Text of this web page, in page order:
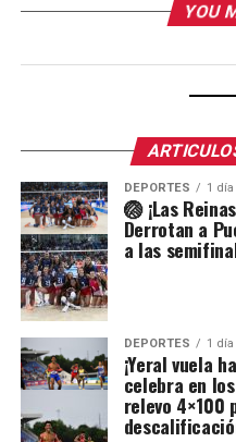
YOU
DEPORTES 1
🏐 ¡Las
Derrotan a
a las
DEPORTES 1
¡Yeral vuela
celebra en
relevo 4×100